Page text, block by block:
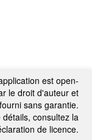
est open-
le droit d'auteur et
fourni sans garantie.
détails, consultez la
de licence.